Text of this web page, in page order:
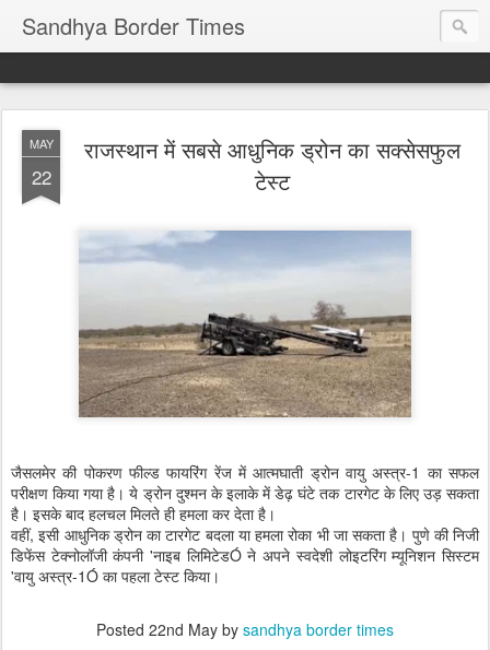
Sandhya Border Times
MAY
22
राजस्थान में सबसे आधुनिक ड्रोन का सक्सेसफुल
टेस्ट
जैसलमेर की पोकरण फील्ड फायरिंग रेंज में आत्मघाती ड्रोन वायु अस्त्र-1 का सफल
परीक्षण किया गया है। ये ड्रोन दुश्मन के इलाके में डेढ़ घंटे तक टारगेट के लिए उड़ सकता
है। इसके बाद हलचल मिलते ही हमला कर देता है।
वहीं, इसी आधुनिक ड्रोन का टारगेट बदला या हमला रोका भी जा सकता है। पुणे की निजी
डिफेंस टेक्नोलॉजी कंपनी 'नाइब लिमिटेडÓ ने अपने स्वदेशी लोइटरिंग म्यूनिशन सिस्टम
'वायु अस्त्र-1Ó का पहला टेस्ट किया।
Posted 22nd May by sandhya border times